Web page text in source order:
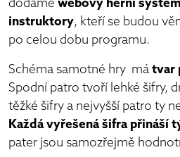
dodáme webový herní
instruktory, kteří se budou
po celou dobu programu.
Schéma samotné hry má tvar
Spodní patro tvoří lehké šifry,
těžké šifry a nejvyšší patro ty
Každá vyřešená šifra přináší
pater jsou samozřejmě